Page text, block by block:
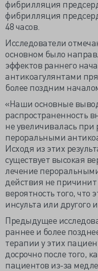
фибрилляция
фибрилляция
48 часов.
Исследователи
основном было
эффектов раннего
антикоагулянтами
более поздним
«Наши основные
распространенность
не увеличивалась
пероральными
Исходя из этих
существует высокая
лечение
действия не
вероятность того, что
инсульта или другого
Предыдущее
раннее и более
терапии у этих
досрочно после того,
пациентов из-за